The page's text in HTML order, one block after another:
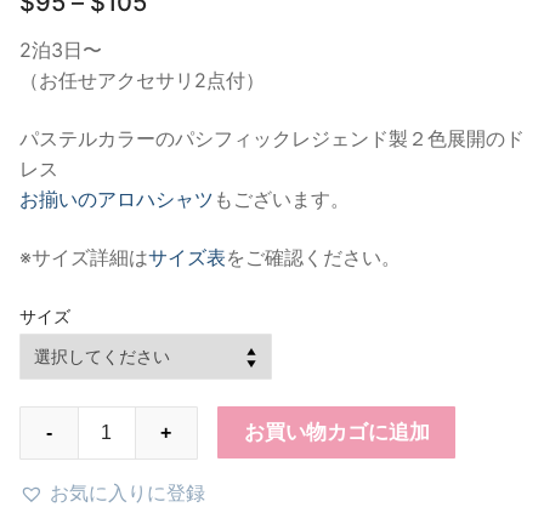
$95
–
2泊3日〜
（お任せアクセサリ2点付）
パステルカラーのパシフィックレジェンド製２色展開のド
レス
お揃いのアロハシャツ もございます。
※サイズ詳細はサイズ表をご確認ください。
サイズ
PLD2P(PL003)
ビ
- + お買い物カゴに追加
お気に入りに登録